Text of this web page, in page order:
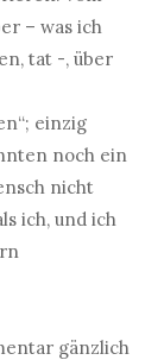
– was ich
tat -, über
einzig
noch ein
nicht
ich, und ich
gänzlich